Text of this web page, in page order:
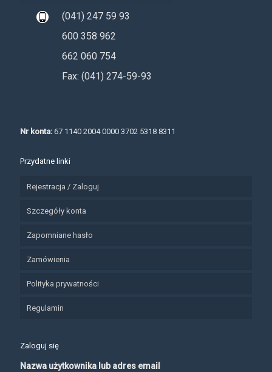
(041) 247 59 93
600 358 962
662 060 754
Fax: (041) 274-59-93
Nr konta: 67 1140 2004 0000 3702 5318 8311
Przydatne linki
Rejestracja / Zaloguj
Szczegóły konta
Zapomniane hasło
Zamówienia
Polityka prywatności
Regulamin
Zaloguj się
Nazwa użytkownika lub adres email